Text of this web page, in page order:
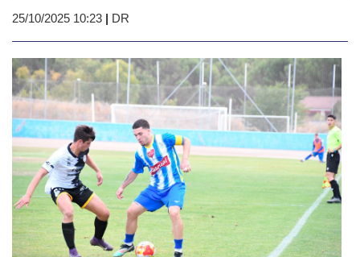
25/10/2025 10:23 | DR